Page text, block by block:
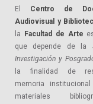
El Centro de
Audiovisual y
la
Facultad de Arte
que depende de la
Investigación y
la finalidad de
memoria
materiales